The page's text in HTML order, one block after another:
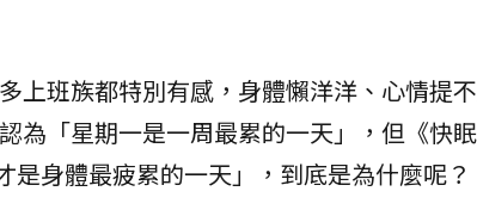
上班族都特別有感，身體懶洋洋、心情提
為「星期一是一周最累的一天」，但《快
是身體最疲累的一天」，到底是為什麼呢？